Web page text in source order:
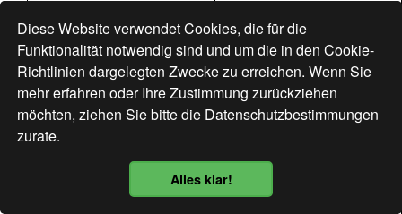
Datenschutzbestimmung
Diese Website verwendet Cookies, die für die
Funktionalität notwendig sind und um die in den Cookie-
Richtlinien dargelegten Zwecke zu erreichen. Wenn Sie
mehr erfahren oder Ihre Zustimmung zurückziehen
möchten, ziehen Sie bitte die Datenschutzbestimmungen
zurate.
Alles klar!
Italienische Mid-century
Schweizer Barhocker, Neu